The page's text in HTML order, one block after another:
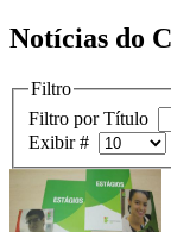
Notícias do
Filtro
Filtro por Título
Exibir #